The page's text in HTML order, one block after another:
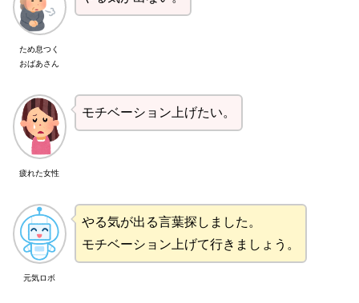
ため息つく
おばあさん
疲れた女性
モチベーション上げたい。
元気ロボ
やる気が出る言葉探しました。
モチベーション上げて行きましょう。